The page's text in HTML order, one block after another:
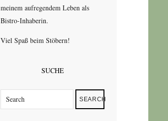
meinem aufregendem Leben als
Bistro-Inhaberin.
Viel Spaß beim Stöbern!
SUCHE
SEARCH